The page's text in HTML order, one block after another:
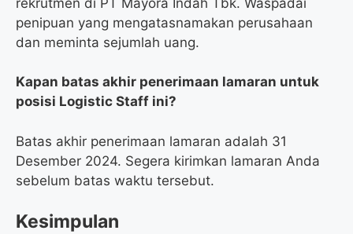
penipuan yang mengatasnamakan perusahaan
dan meminta sejumlah uang.
Kapan batas akhir penerimaan lamaran untuk
posisi Logistic Staff ini?
Batas akhir penerimaan lamaran adalah 31
Desember 2024. Segera kirimkan lamaran Anda
sebelum batas waktu tersebut.
Kesimpulan